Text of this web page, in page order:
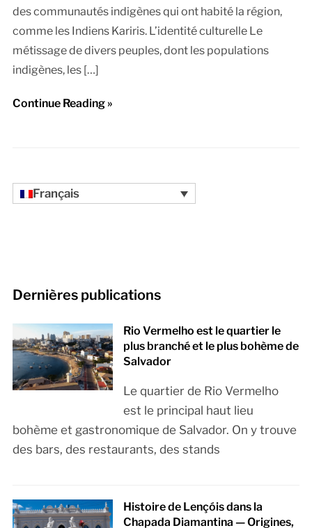
des communautés indigènes qui ont habité la région,
comme les Indiens Kariris. L’identité culturelle Le
métissage de divers peuples, dont les populations
indigènes, les […]
Continue Reading »
Français
Dernières publications
Rio Vermelho est le quartier le
plus branché et le plus bohème de
Salvador
Le quartier de Rio Vermelho
est le principal haut lieu
bohème et gastronomique de Salvador. On y trouve
des bars, des restaurants, des stands
Histoire de Lençóis dans la
Chapada Diamantina — Origines,